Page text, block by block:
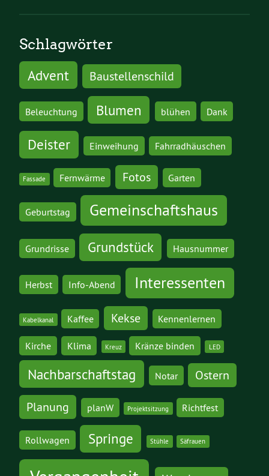
Schlagwörter
Advent
Baustellenschild
Beleuchtung Blumen blühen Dank
Deister Einweihung Fahrradhäuschen
Fassade Fernwärme Fotos Garten
Geburtstag Gemeinschaftshaus
Grundrisse Grundstück Hausnummer
Herbst Info-Abend Interessenten
Kabelkanal Kaffee Kekse Kennenlernen
Kirche Klima Kreuz Kränze binden LED
Nachbarschaftstag Notar Ostern
Planung planW Projektsitzung Richtfest
Rollwagen Springe Stühle Säfrauen